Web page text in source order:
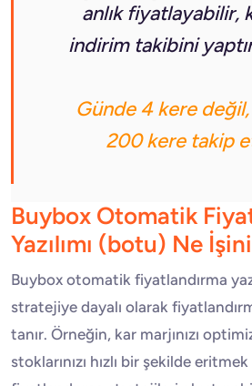
anlık fiyatlayabilir,
indirim takibini
Günde 4 kere
200 kere takip
Buybox Otomatik
Yazılımı (botu) Ne
Buybox otomatik fiyatlandırma
stratejiye dayalı olarak
tanır. Örneğin, kar marjınızı
stoklarınızı hızlı bir şekilde